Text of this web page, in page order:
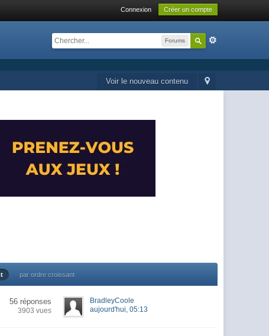
Connexion Créer un compte
Forums
Voir le nouveau contenu
par ordre croissant
56 réponses
3903 vues
BradleyCoole
aujourd'hui, 05:13